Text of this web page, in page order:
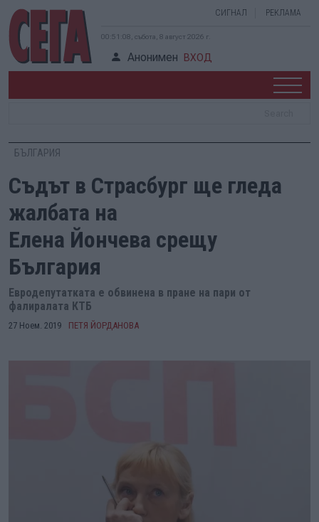
СИГНАЛ РЕКЛАМА
00:51:09, събота, 8 август 2026 г.
Анонимен ВХОД
БЪЛГАРИЯ
Съдът в Страсбург ще гледа
жалбата на
Елена Йончева срещу
България
Евродепутатката е обвинена в пране на пари от
фалиралата КТБ
27 Ноем. 2019 ПЕТЯ ЙОРДАНОВА